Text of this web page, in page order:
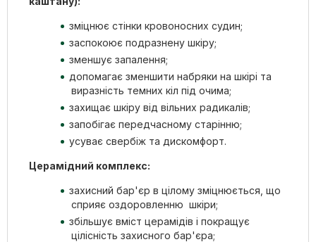
зміцнює стінки кровоносних судин;
заспокоює подразнену шкіру;
зменшує запалення;
допомагає зменшити набряки на шкірі та
виразність темних кіл під очима;
захищає шкіру від вільних радикалів;
запобігає передчасному старінню;
усуває свербіж та дискомфорт.
Церамідний комплекс:
захисний бар'єр в цілому зміцнюється, що
сприяє оздоровленню шкіри;
збільшує вміст церамідів і покращує
цілісність захисного бар'єра;